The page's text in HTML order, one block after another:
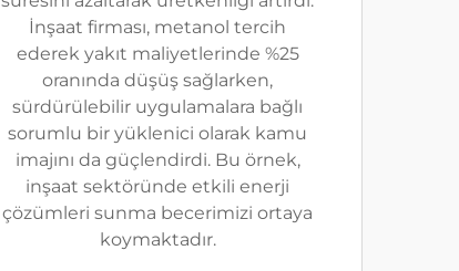
İnşaat firması, metanol tercih
ederek yakıt maliyetlerinde %25
oranında düşüş sağlarken,
sürdürülebilir uygulamalara bağlı
sorumlu bir yüklenici olarak kamu
imajını da güçlendirdi. Bu örnek,
inşaat sektöründe etkili enerji
çözümleri sunma becerimizi ortaya
koymaktadır.